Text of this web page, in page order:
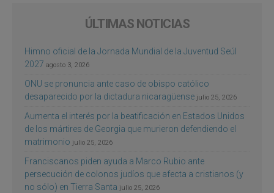
ÚLTIMAS NOTICIAS
Himno oficial de la Jornada Mundial de la Juventud Seúl
2027 agosto 3, 2026
ONU se pronuncia ante caso de obispo católico
desaparecido por la dictadura nicaragüense julio 25, 2026
Aumenta el interés por la beatificación en Estados Unidos
de los mártires de Georgia que murieron defendiendo el
matrimonio julio 25, 2026
Franciscanos piden ayuda a Marco Rubio ante
persecución de colonos judíos que afecta a cristianos (y
no sólo) en Tierra Santa julio 25, 2026